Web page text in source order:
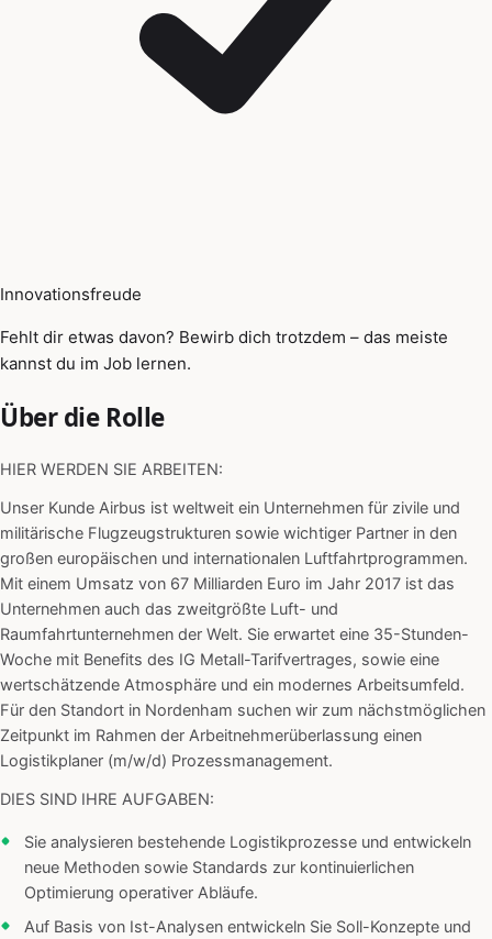
Innovationsfreude
Fehlt dir etwas davon? Bewirb dich trotzdem – das meiste
kannst du im Job lernen.
Über die Rolle
HIER WERDEN SIE ARBEITEN:
Unser Kunde Airbus ist weltweit ein Unternehmen für zivile und
militärische Flugzeugstrukturen sowie wichtiger Partner in den
großen europäischen und internationalen Luftfahrtprogrammen.
Mit einem Umsatz von 67 Milliarden Euro im Jahr 2017 ist das
Unternehmen auch das zweitgrößte Luft- und
Raumfahrtunternehmen der Welt. Sie erwartet eine 35-Stunden-
Woche mit Benefits des IG Metall-Tarifvertrages, sowie eine
wertschätzende Atmosphäre und ein modernes Arbeitsumfeld.
Für den Standort in Nordenham suchen wir zum nächstmöglichen
Zeitpunkt im Rahmen der Arbeitnehmerüberlassung einen
Logistikplaner (m/w/d) Prozessmanagement.
DIES SIND IHRE AUFGABEN:
Sie analysieren bestehende Logistikprozesse und entwickeln
neue Methoden sowie Standards zur kontinuierlichen
Optimierung operativer Abläufe.
Auf Basis von Ist-Analysen entwickeln Sie Soll-Konzepte und